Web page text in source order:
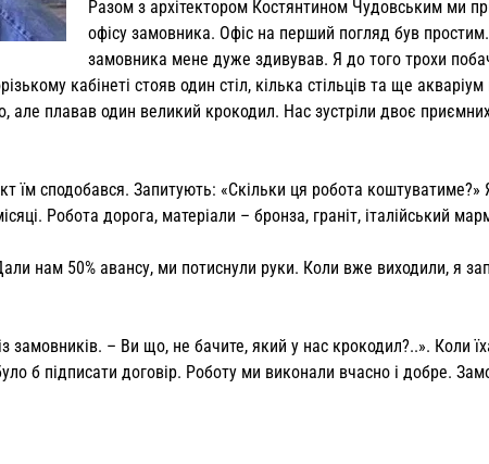
Разом з архітектором Костянтином Чудовським ми
офісу замовника. Офіс на перший погляд був
замовника мене дуже здивував. Я до того трохи
кабінеті стояв один стіл, кілька стільців та ще акваріум
плавав один великий крокодил. Нас зустріли двоє
їм сподобався. Запитують: «Скільки ця робота коштуватиме?»
Робота дорога, матеріали – бронза, граніт, італійський
нам 50% авансу, ми потиснули руки. Коли вже виходили, я
замовників. – Ви що, не бачите, який у нас крокодил?..». Коли
б підписати договір. Роботу ми виконали вчасно і добре.